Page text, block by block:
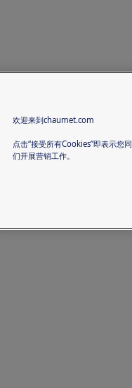
欢迎来到chaumet.com
点击“接受所有Cookies”即表示您
们开展营销工作。